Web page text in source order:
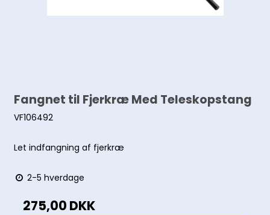
Fangnet til Fjerkræ Med Teleskopstang
VF106492
Let indfangning af fjerkræ
2-5 hverdage
275,00 DKK